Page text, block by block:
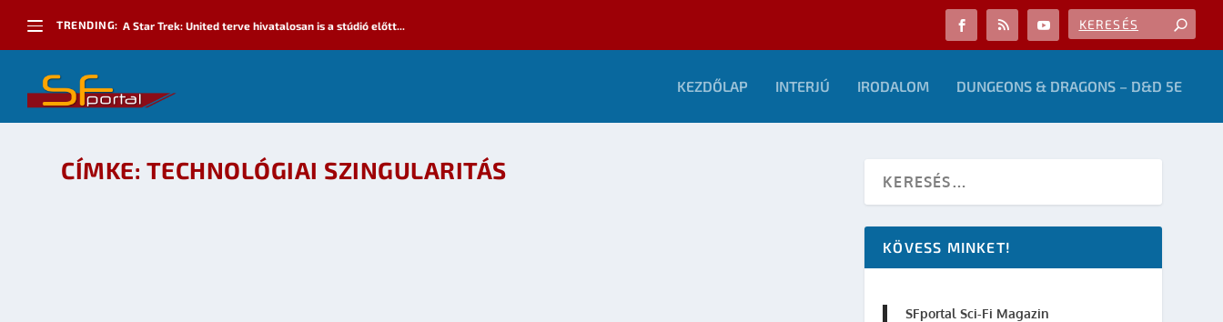
TRENDING: A Star Trek: United terve hivatalosan is a stúdió előtt...
KEZDŐLAP INTERJÚ IRODALOM DUNGEONS & DRAGONS – D&D 5E
CÍMKE: TECHNOLÓGIAI SZINGULARITÁS
KÖVESS MINKET!
SFportal Sci-Fi Magazin